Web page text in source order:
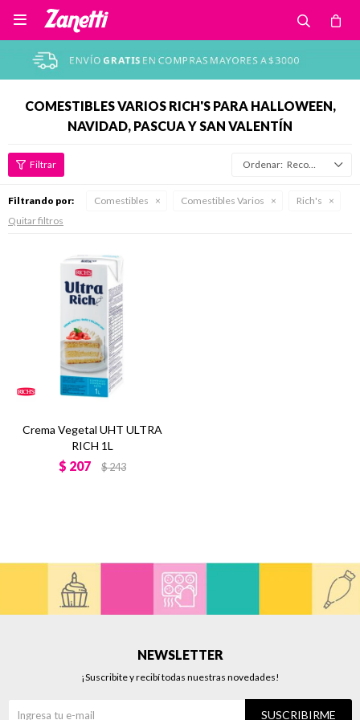

COMESTIBLES VARIOS RICH'S PARA HALLOWEEN,
NAVIDAD, PASCUA Y SAN VALENTÍN
Recomendados
Filtrando por: Comestibles Comestibles Varios
Rich's
Quitar filtros
Crema Vegetal UHT ULTRA
RICH 1L
$ 207 $243
NEWSLETTER
¡Suscribite y recibí todas nuestras novedades!
SUSCRIBIRME